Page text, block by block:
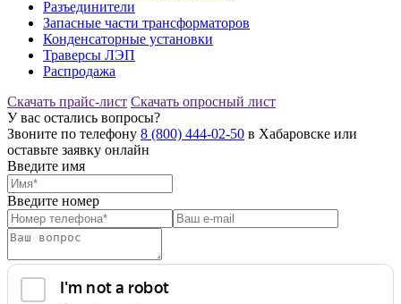
Разъединители
Запасные части трансформаторов
Конденсаторные установки
Траверсы ЛЭП
Распродажа
Скачать прайс-лист Скачать опросный лист
У вас остались вопросы?
Звоните по телефону 8 (800) 444-02-50 в Хабаровске или
оставьте заявку онлайн
Введите имя
Введите номер